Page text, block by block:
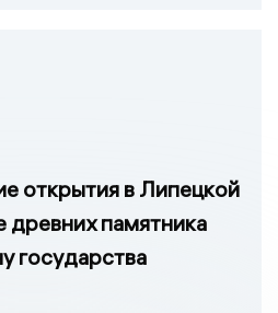
открытия в Липецкой
древних памятника
государства